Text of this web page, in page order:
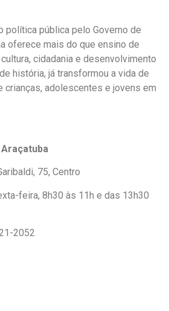
política pública pelo Governo de
oferece mais do que ensino de
cidadania e desenvolvimento
história, já transformou a vida de
crianças, adolescentes e jovens em
75, Centro
feira, 8h30 às 11h e das 13h30
2052